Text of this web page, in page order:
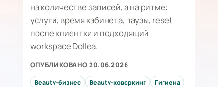
на количестве записей, а на ритме:
услуги, время кабинета, паузы, reset
после клиентки и подходящий
workspace Dollea.
ОПУБЛИКОВАНО 20.06.2026
Beauty-бизнес Beauty-коворкинг
Гигиена